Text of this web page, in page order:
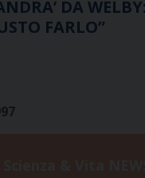
DA
FARLO”